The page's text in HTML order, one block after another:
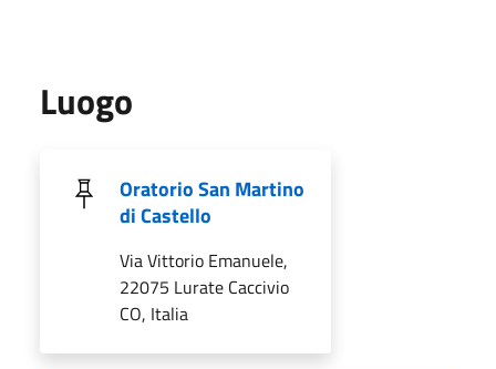
Luogo
Oratorio San Martino
di Castello
Via Vittorio Emanuele,
22075 Lurate Caccivio
CO, Italia